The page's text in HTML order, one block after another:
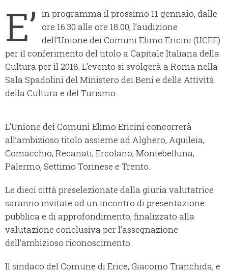
E’ in programma il prossimo 11 gennaio, dalle
ore 16.30 alle ore 18.00, l’audizione
dell’Unione dei Comuni Elimo Ericini (UCEE)
per il conferimento del titolo a Capitale Italiana della
Cultura per il 2018. L’evento si svolgerà a Roma nella
Sala Spadolini del Ministero dei Beni e delle Attività
della Cultura e del Turismo.
L’Unione dei Comuni Elimo Ericini concorrerà
all’ambizioso titolo assieme ad Alghero, Aquileia,
Comacchio, Recanati, Ercolano, Montebelluna,
Palermo, Settimo Torinese e Trento.
Le dieci città preselezionate dalla giuria valutatrice
saranno invitate ad un incontro di presentazione
pubblica e di approfondimento, finalizzato alla
valutazione conclusiva per l’assegnazione
dell’ambizioso riconoscimento.
Il sindaco del Comune di Erice, Giacomo Tranchida, e